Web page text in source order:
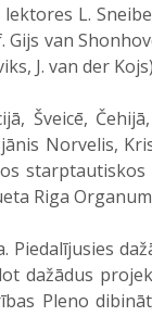
L.
van
J. van der
Čehijā,
Norvelis,
Riga
Pleno